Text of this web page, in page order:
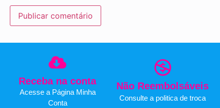
Receba na conta
Acesse a Página Minha
Conta
Não Reembolsáveis
Consulte a politica de troca